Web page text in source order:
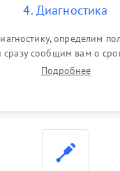
4. Диагностика
определим
сразу сообщим вам о
Подробнее